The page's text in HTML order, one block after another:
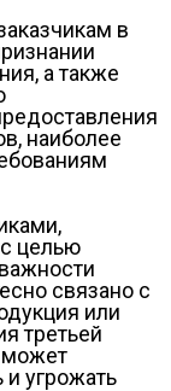
в
а также
наиболее
целью
связано с
или
третьей
может
и угрожать